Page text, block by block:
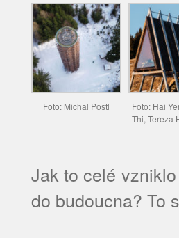
Foto: Michal Postl
Foto: Hai
Thi, Tereza
Jak to celé
do budoucna? To